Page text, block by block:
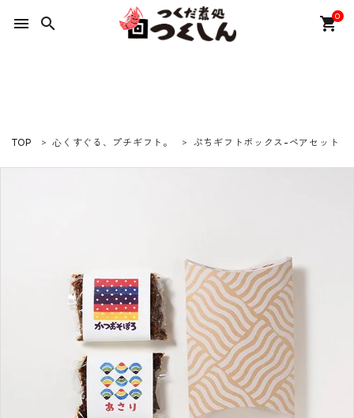
menu search 0
shopping_cart
カテゴリーから選ぶ
つくしんの物語
プライバシーポリシー
特定商取引法について
お問い合わせ
TOP 心くすぐる、プチギフト。 ぷちギフトボックス-ペアセット